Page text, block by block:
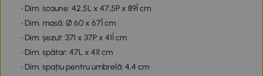
• Dim. scaune: 42,5L x 47,5P x 89Î cm
• Dim. masă: Ø 60 x 67Î cm
• Dim. șezut: 37l x 37P x 41Î cm
• Dim. spătar: 47L x 41l cm
• Dim. spațiu pentru umbrelă: 4,4 cm